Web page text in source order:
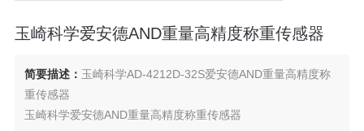
玉崎科学爱安德AND重量高精度称重传感器
简要描述： 玉崎科学AD-4212D-32S爱安德AND重量高精度称
重传感器
玉崎科学爱安德AND重量高精度称重传感器